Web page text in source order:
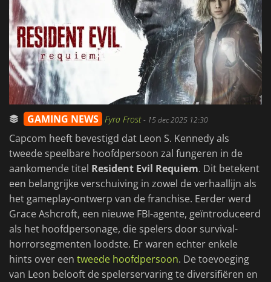
GAMING NEWS Fyra Frost- 15 dec 2025 12:30
Capcom heeft bevestigd dat Leon S. Kennedy als
tweede speelbare hoofdpersoon zal fungeren in de
aankomende titel Resident Evil Requiem. Dit betekent
een belangrijke verschuiving in zowel de verhaallijn als
het gameplay-ontwerp van de franchise. Eerder werd
Grace Ashcroft, een nieuwe FBI-agente, geïntroduceerd
als het hoofdpersonage, die spelers door survival-
horrorsegmenten loodste. Er waren echter enkele
hints over een tweede hoofdpersoon. De toevoeging
van Leon belooft de spelerservaring te diversifiëren en